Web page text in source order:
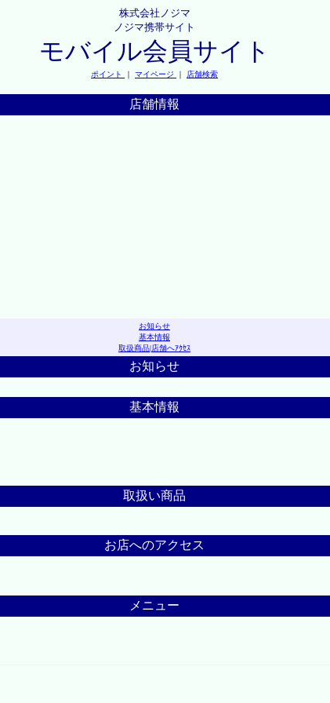
株式会社ノジマ
ノジマ携帯サイト
モバイル会員サイト
ポイント ｜ マイページ ｜ 店舗検索
店舗情報
お知らせ
基本情報
取扱商品|店舗へｱｸｾｽ
お知らせ
基本情報
取扱い商品
お店へのアクセス
メニュー